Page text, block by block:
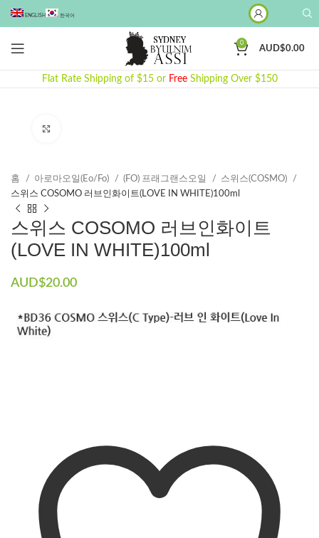
ENGLISH 한국어
0
AUD$0.00
Flat Rate Shipping of $15 or Free Shipping Over $150
홈 아로마오일(Eo/Fo) (FO) 프래그랜스오일
스위스(COSMO)
스위스 COSOMO 러브인화이트(LOVE IN WHITE)100ml
스위스 COSOMO 러브인화이트
(LOVE IN WHITE)100ml
AUD$20.00